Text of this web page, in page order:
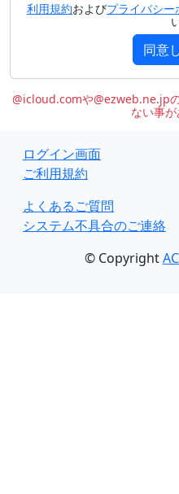
利用規約およびプライバシー
同意
@icloud.comや@ezweb.ne.jp
ない事が
ログイン画面
ご利用規約
よくあるご質問
システム不具合のご連絡
© Copyright